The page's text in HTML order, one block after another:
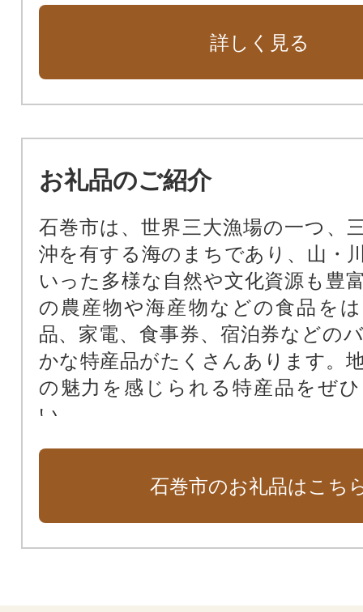
詳しく見る
お礼品のご紹介
石巻市は、世界三大漁場の一つ、
沖を有する海のまちであり、山・
いった多様な自然や文化資源も豊
の農産物や海産物などの食品を
品、家電、食事券、宿泊券などの
かな特産品がたくさんあります。
の魅力を感じられる特産品をぜ
い。
石巻市のお礼品はこち